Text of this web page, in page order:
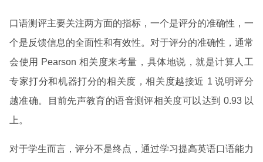
口语测评主要关注两方面的指标，一个是评分的准确性，一
个是反馈信息的全面性和有效性。对于评分的准确性，通常
会使用 Pearson 相关度来考量，具体地说，就是计算人工
专家打分和机器打分的相关度，相关度越接近 1 说明评分
越准确。目前先声教育的语音测评相关度可以达到 0.93 以
上。
对于学生而言，评分不是终点，通过学习提高英语口语能力